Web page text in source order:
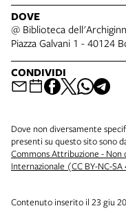
DOVE
@ Biblioteca
Piazza Galvani 1 - 40124
CONDIVIDI
Dove non diversamente
presenti su questo sito sono
Commons Attribuzione - Non
Internazionale (CC BY-NC-SA
Contenuto inserito il 23 giu